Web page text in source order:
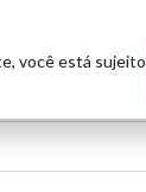
você está sujeito